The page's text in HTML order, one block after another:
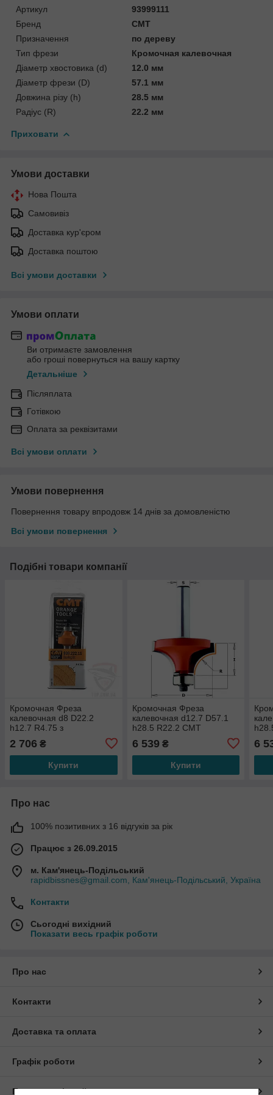
Артикул
93999111
Бренд
CMT
Призначення
по дереву
Тип фрези
Кромочная калевочная
Діаметр хвостовика (d)
12.0 мм
Діаметр фрези (D)
57.1 мм
Довжина різу (h)
28.5 мм
Радіус (R)
22.2 мм
Приховати
Умови доставки
Нова Пошта
Самовивіз
Доставка кур'єром
Доставка поштою
Всі умови доставки
Умови оплати
Ви отримаєте замовлення
або гроші повернуться на вашу картку
Детальніше
Післяплата
Готівкою
Оплата за реквізитами
Всі умови оплати
Умови повернення
Повернення товару впродовж 14 днів за домовленістю
Всі умови повернення
Подібні товари компанії
Кромочная Фреза
калевочная d8 D22.2
h12.7 R4.75 з
939.222.11
2 706 ₴
Купити
Кромочная Фреза
калевочная d12.7 D57.1
h28.5 R22.2 СМТ
6 539₴
Купити
6
Про нас
100% позитивних з 16 відгуків за рік
Працює з 26.09.2015
м. Кам'янець-Подільський
rapidbissnes@gmail.com, Кам'янець-Подільський, Україна
Контакти
Сьогодні вихідний
Показати весь графік роботи
Про нас
Контакти
Доставка та оплата
Графік роботи
Повна версія сайту